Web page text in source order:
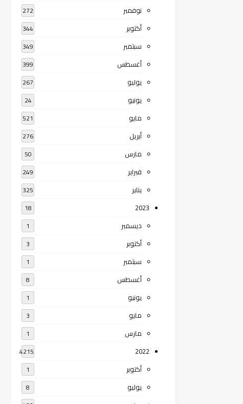
نوفمبر 272
أكتوبر 344
سبتمبر 349
أغسطس 399
يوليو 267
يونيو 24
مايو 521
أبريل 276
مارس 50
فبراير 249
يناير 325
2023
18
ديسمبر 1
أكتوبر 3
سبتمبر 1
أغسطس 8
يونيو 1
مايو 3
مارس 1
2022
4215
أكتوبر 1
يوليو 8